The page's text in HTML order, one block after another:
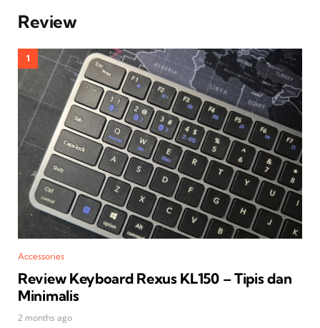
Review
Accessories
Review Keyboard Rexus KL150 – Tipis dan
Minimalis
2 months ago